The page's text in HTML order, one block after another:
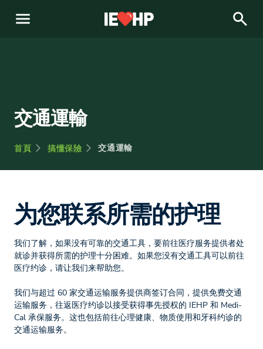
menu search
交通運輸
首頁 搞懂保險 交通運輸
为您联系所需的护理
我们了解，如果没有可靠的交通工具，要前往医疗服务提供者处
就诊并获得所需的护理十分困难。如果您没有交通工具可以前往
医疗约诊，请让我们来帮助您。
我们与超过 60 家交通运输服务提供商签订合同，提供免费交通
运输服务，往返医疗约诊以接受获得事先授权的 IEHP 和 Medi-
Cal 承保服务。这也包括前往心理健康、物质使用和牙科约诊的
交通运输服务。